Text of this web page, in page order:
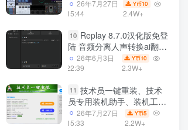
600个效果器合集v2.0 WiN
支持定制
26年7月27日
15:44
Y币10
2.4W+
10 Replay 8.7.0汉化版免登
陆 音频分离人声转换ai翻唱
支持50系显卡 一键安装
WiN
26年6月3日
22:39
Y币10
2.3W+
11 技术员一键重装、技术
员专用装机助手、装机工
具、电脑系统装机软件丶一
键安装系统
26年7月27日
15:33
Y币5
2.2W+